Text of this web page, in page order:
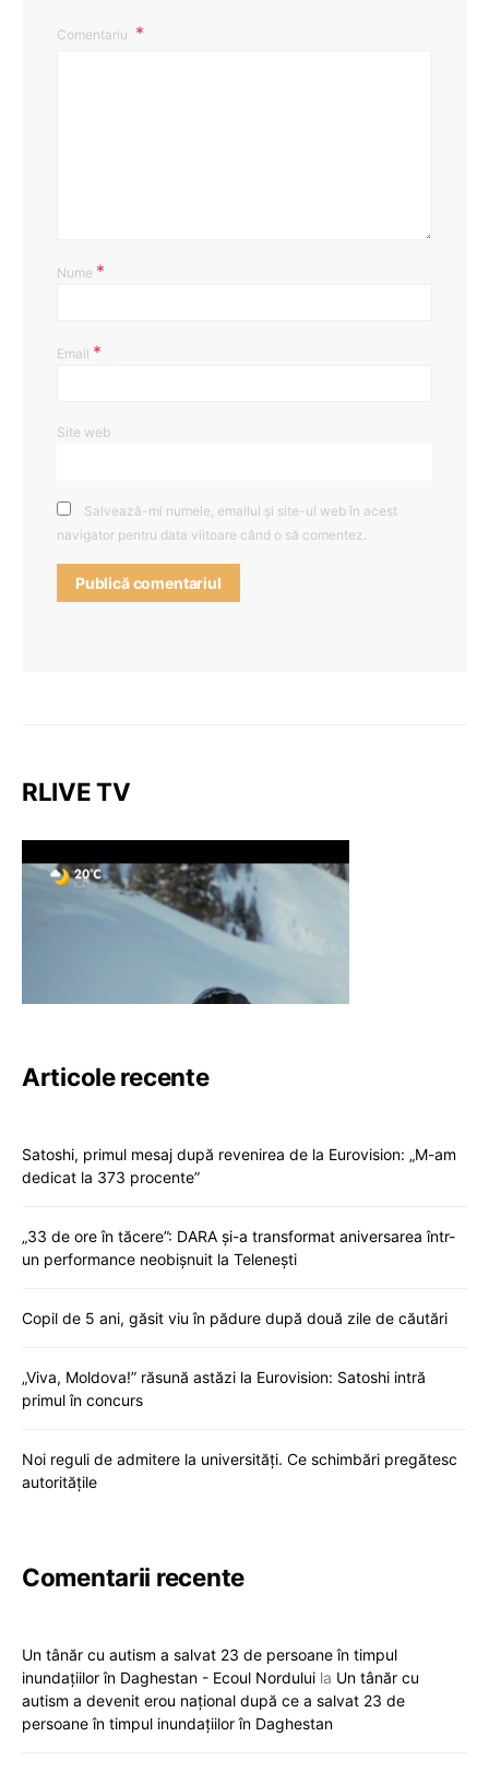
Comentariu
Nume *
Email *
Site web
Salvează-mi numele, emailul și site-ul web în acest
navigator pentru data viitoare când o să comentez.
RLIVE TV
Articole recente
Satoshi, primul mesaj după revenirea de la Eurovision: „M-am
dedicat la 373 procente”
„33 de ore în tăcere”: DARA și-a transformat aniversarea într-
un performance neobișnuit la Telenești
Copil de 5 ani, găsit viu în pădure după două zile de căutări
„Viva, Moldova!” răsună astăzi la Eurovision: Satoshi intră
primul în concurs
Noi reguli de admitere la universități. Ce schimbări pregătesc
autoritățile
Comentarii recente
Un tânăr cu autism a salvat 23 de persoane în timpul
inundațiilor în Daghestan - Ecoul Nordului la Un tânăr cu
autism a devenit erou național după ce a salvat 23 de
persoane în timpul inundațiilor în Daghestan